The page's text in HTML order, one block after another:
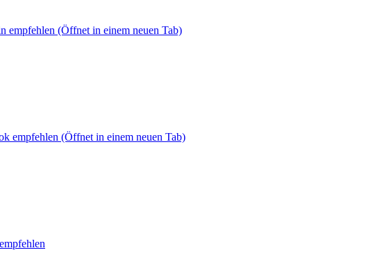
empfehlen (Öffnet in einem neuen Tab)
empfehlen (Öffnet in einem neuen Tab)